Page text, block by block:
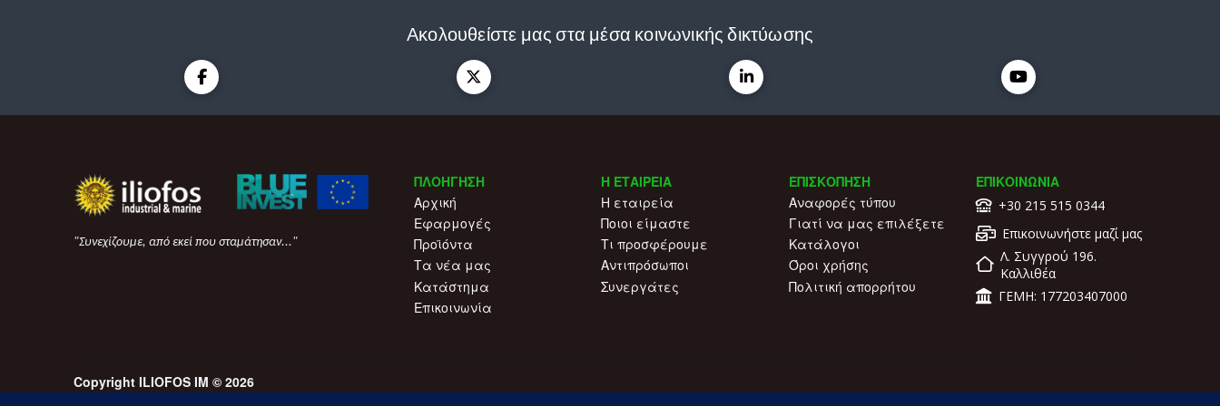
Ακολουθείστε μας στα μέσα κοινωνικής δικτύωσης
"Συνεχίζουμε, από εκεί που σταμάτησαν..."
ΠΛΟΗΓΗΣΗ
Αρχική
Εφαρμογές
Προϊόντα
Τα νέα μας
Κατάστημα
Επικοινωνία
Η ΕΤΑΙΡΕΙΑ
Η εταιρεία
Ποιοι είμαστε
Τι προσφέρουμε
Αντιπρόσωποι
Συνεργάτες
ΕΠΙΣΚΟΠΗΣΗ
Αναφορές τύπου
Γιατί να μας επιλέξετε
Κατάλογοι
Όροι χρήσης
Πολιτική απορρήτου
ΕΠΙΚΟΙΝΩΝΙΑ
+30 215 515 0344
Επικοινωνήστε μαζί μας
Λ. Συγγρού 196.
Καλλιθέα
ΓΕΜΗ: 177203407000
Copyright ILIOFOS IM © 2026